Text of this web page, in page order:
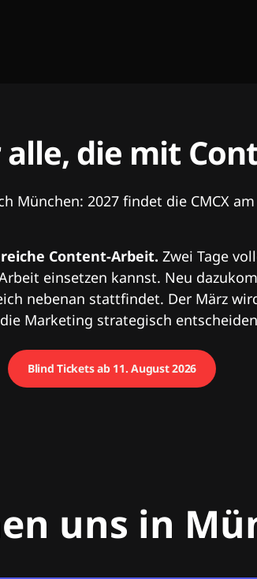
die mit
München: 2027 findet die CMCX
Content-Arbeit. Zwei Tage
einsetzen kannst. Neu
nebenan stattfindet. Der März
Marketing strategisch
Blind Tickets ab 11. August 2026
uns in